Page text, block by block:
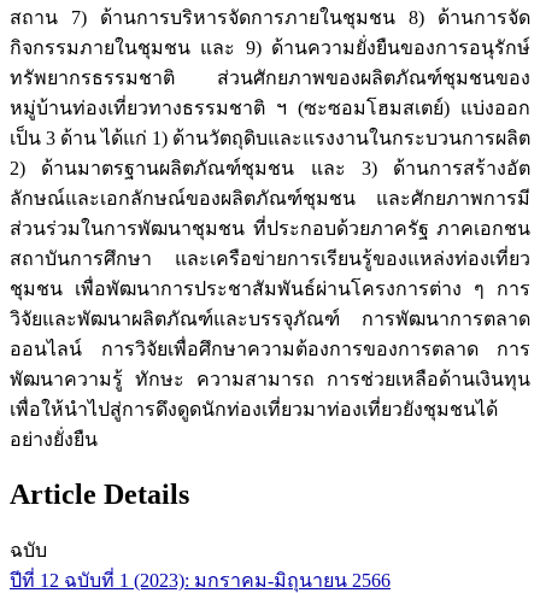
สถาน 7) ด้านการบริหารจัดการภายในชุมชน 8) ด้านการจัด
กิจกรรมภายในชุมชน และ 9) ด้านความยั่งยืนของการอนุรักษ์
ทรัพยากรธรรมชาติ ส่วนศักยภาพของผลิตภัณฑ์ชุมชนของ
หมู่บ้านท่องเที่ยวทางธรรมชาติ ฯ (ซะซอมโฮมสเตย์) แบ่งออก
เป็น 3 ด้าน ได้แก่ 1) ด้านวัตถุดิบและแรงงานในกระบวนการผลิต
2) ด้านมาตรฐานผลิตภัณฑ์ชุมชน และ 3) ด้านการสร้างอัต
ลักษณ์และเอกลักษณ์ของผลิตภัณฑ์ชุมชน และศักยภาพการมี
ส่วนร่วมในการพัฒนาชุมชน ที่ประกอบด้วยภาครัฐ ภาคเอกชน
สถาบันการศึกษา และเครือข่ายการเรียนรู้ของแหล่งท่องเที่ยว
ชุมชน เพื่อพัฒนาการประชาสัมพันธ์ผ่านโครงการต่าง ๆ การ
วิจัยและพัฒนาผลิตภัณฑ์และบรรจุภัณฑ์ การพัฒนาการตลาด
ออนไลน์ การวิจัยเพื่อศึกษาความต้องการของการตลาด การ
พัฒนาความรู้ ทักษะ ความสามารถ การช่วยเหลือด้านเงินทุน
เพื่อให้นำไปสู่การดึงดูดนักท่องเที่ยวมาท่องเที่ยวยังชุมชนได้
อย่างยั่งยืน
Article Details
ฉบับ
ปีที่ 12 ฉบับที่ 1 (2023): มกราคม-มิถุนายน 2566